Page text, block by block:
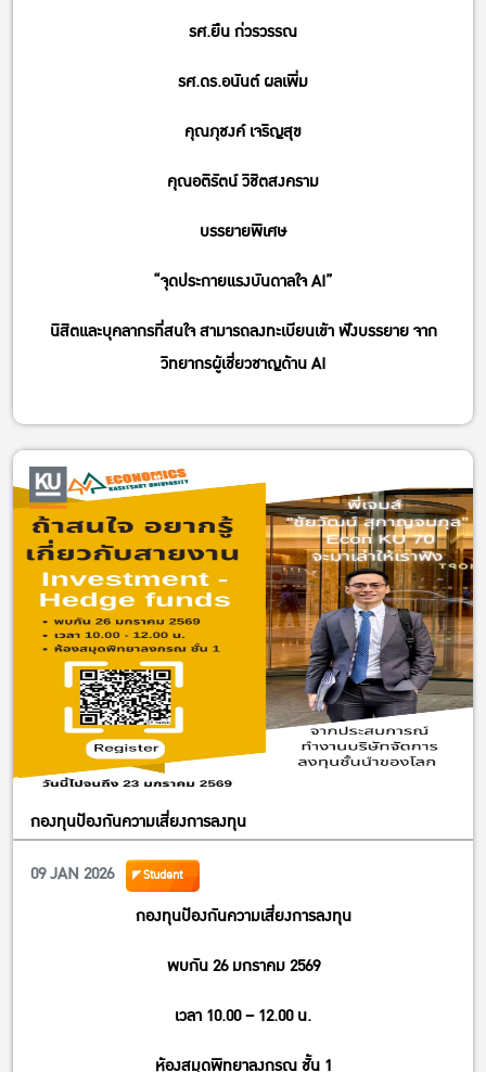
รศ.ยืน ก่วรวรรณ
รศ.ดร.อนันต์ ผลเพิ่ม
คุณภุชงค์ เจริญสุข
คุณอติรัตน์ วิชิตสงคราม
บรรยายพิเศษ
“จุดประกายแรงบันดาลใจ AI”
นิสิตและบุคลากรที่สนใจ สามารถลงทะเบียนเข้า ฟังบรรยาย จาก
วิทยากรผู้เชี่ยวชาญด้าน AI
กองทุนป้องกันความเสี่ยงการลงทุน
09 JAN 2026
Student
กองทุนป้องกันความเสี่ยงการลงทุน
พบกัน 26 มกราคม 2569
เวลา 10.00 – 12.00 น.
ห้องสมุดพิทยาลงกรณ ชั้น 1